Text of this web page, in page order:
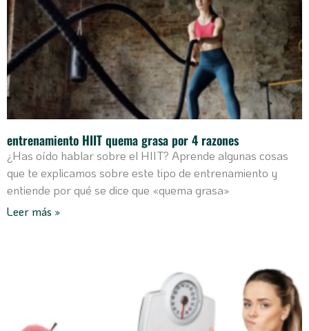
entrenamiento HIIT quema grasa por 4 razones
¿Has oído hablar sobre el HIIT? Aprende algunas cosas
que te explicamos sobre este tipo de entrenamiento y
entiende por qué se dice que «quema grasa»
Leer más »